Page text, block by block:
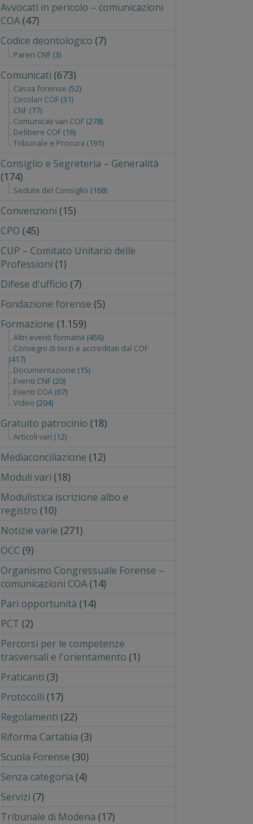
Avvocati in pericolo – comunicazioni
COA(47)
Codice deontologico (7)
Pareri CNF (3)
Comunicati (673)
Cassa forense (52)
Circolari COF (31)
CNF (77)
Comunicati vari COF (278)
Delibere COF (16)
Tribunale e Procura (191)
Consiglio e Segreteria – Generalità
(174)
Sedute del Consiglio (168)
Convenzioni (15)
CPO (45)
CUP – Comitato Unitario delle
Professioni (1)
Difese d'ufficio (7)
Fondazione forense (5)
Formazione (1.159)
Altri eventi formativi (456)
Convegni di terzi e accreditati dal COF
(417)
Documentazione (15)
Eventi CNF (20)
Eventi COA (67)
Video (204)
Gratuito patrocinio (18)
Articoli vari (12)
Mediaconciliazione (12)
Moduli vari (18)
Modulistica iscrizione albo e
registro (10)
Notizie varie (271)
OCC (9)
Organismo Congressuale Forense –
comunicazioni COA(14)
Pari opportunità (14)
PCT (2)
Percorsi per le competenze
trasversali e l'orientamento (1)
Praticanti (3)
Protocolli (17)
Regolamenti (22)
Riforma Cartabia (3)
Scuola Forense (30)
Senza categoria (4)
Servizi (7)
Tribunale di Modena (17)